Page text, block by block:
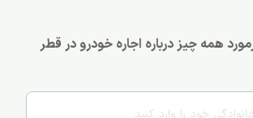
همه چیز درباره اجاره خودرو در قطر